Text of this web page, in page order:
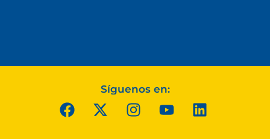
Síguenos en: